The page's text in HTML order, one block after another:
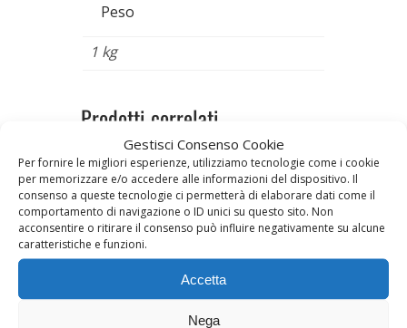
Gestisci Consenso Cookie
Per fornire le migliori esperienze, utilizziamo tecnologie come i cookie
per memorizzare e/o accedere alle informazioni del dispositivo. Il
consenso a queste tecnologie ci permetterà di elaborare dati come il
comportamento di navigazione o ID unici su questo sito. Non
acconsentire o ritirare il consenso può influire negativamente su alcune
caratteristiche e funzioni.
Accetta
Nega
Peso
1 kg
Prodotti correlati
CODA DI ALMONE DI